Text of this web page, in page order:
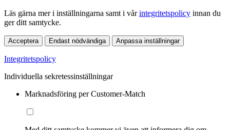
Läs gärna mer i inställningarna samt i vårintegritetspolicy innan du
ger ditt samtycke.
Acceptera Endast nödvändiga Anpassa inställningar
Integritetspolicy
Individuella sekretessinställningar
Marknadsföring per Customer-Match